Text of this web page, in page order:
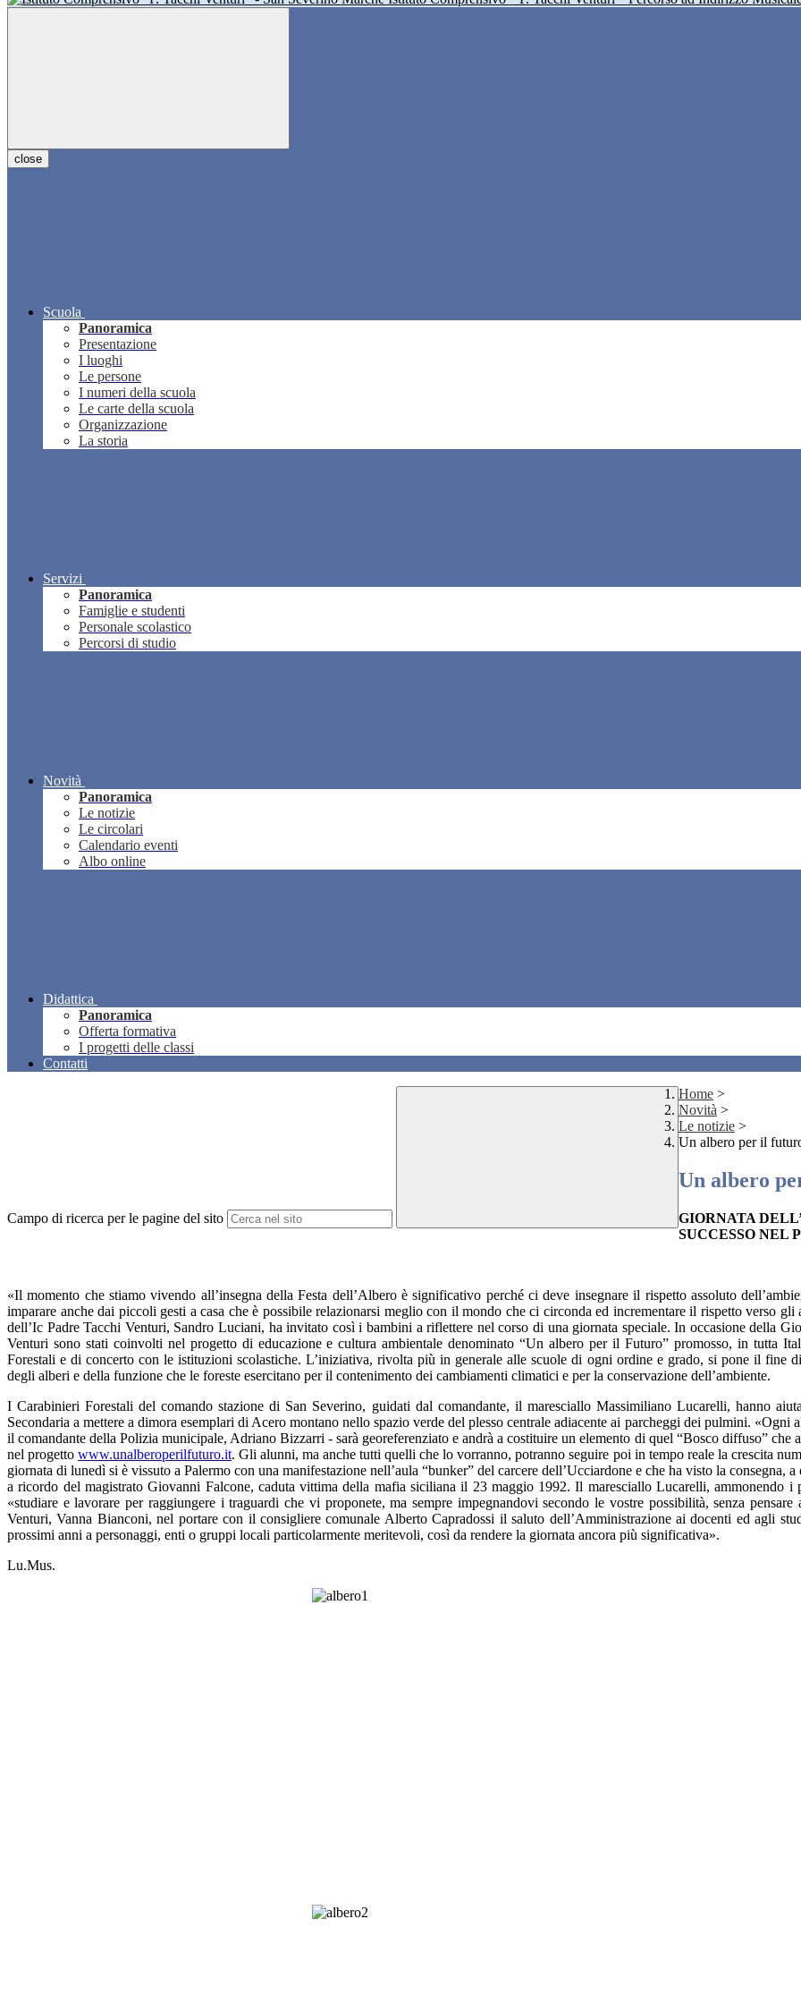
close
Scuola
Panoramica
Presentazione
I luoghi
Le persone
I numeri della scuola
Le carte della scuola
Organizzazione
La storia
Servizi
Panoramica
Famiglie e studenti
Personale scolastico
Percorsi di studio
Novità
Panoramica
Le notizie
Le circolari
Calendario eventi
Albo online
Didattica
Panoramica
Offerta formativa
I progetti delle classi
Contatti
Campo di ricerca per le pagine del sito
Home >
Novità >
Le notizie >
Un albero per il
Un albero
GIORNATA
SUCCESSO NEL
«Il momento che stiamo vivendo all’insegna della Festa dell’Albero è significativo perché ci deve insegnare il rispetto assoluto
imparare anche dai piccoli gesti a casa che è possibile relazionarsi meglio con il mondo che ci circonda ed incrementare il rispetto verso
dell’Ic Padre Tacchi Venturi, Sandro Luciani, ha invitato così i bambini a riflettere nel corso di una giornata speciale. In occasione della
Venturi sono stati coinvolti nel progetto di educazione e cultura ambientale denominato “Un albero per il Futuro” promosso, in tutta
Forestali e di concerto con le istituzioni scolastiche. L’iniziativa, rivolta più in generale alle scuole di ogni ordine e grado, si pone il fine
degli alberi e della funzione che le foreste esercitano per il contenimento dei cambiamenti climatici e per la conservazione dell’ambiente.
I Carabinieri Forestali del comando stazione di San Severino, guidati dal comandante, il maresciallo Massimiliano Lucarelli, hanno
Secondaria a mettere a dimora esemplari di Acero montano nello spazio verde del plesso centrale adiacente ai parcheggi dei pulmini.
il comandante della Polizia municipale, Adriano Bizzarri - sarà georeferenziato e andrà a costituire un elemento di quel “Bosco diffuso”
nel progettowww.unalberoperilfuturo.it. Gli alunni, ma anche tutti quelli che lo vorranno, potranno seguire poi in tempo reale la crescita
giornata di lunedì si è vissuto a Palermo con una manifestazione nell’aula “bunker” del carcere dell’Ucciardone e che ha visto la
a ricordo del magistrato Giovanni Falcone, caduta vittima della mafia siciliana il 23 maggio 1992. Il maresciallo Lucarelli, ammonendo
«studiare e lavorare per raggiungere i traguardi che vi proponete, ma sempre impegnandovi secondo le vostre possibilità, senza
Venturi, Vanna Bianconi, nel portare con il consigliere comunale Alberto Capradossi il saluto dell’Amministrazione ai docenti ed agli
prossimi anni a personaggi, enti o gruppi locali particolarmente meritevoli, così da rendere la giornata ancora più significativa».
Lu.Mus.